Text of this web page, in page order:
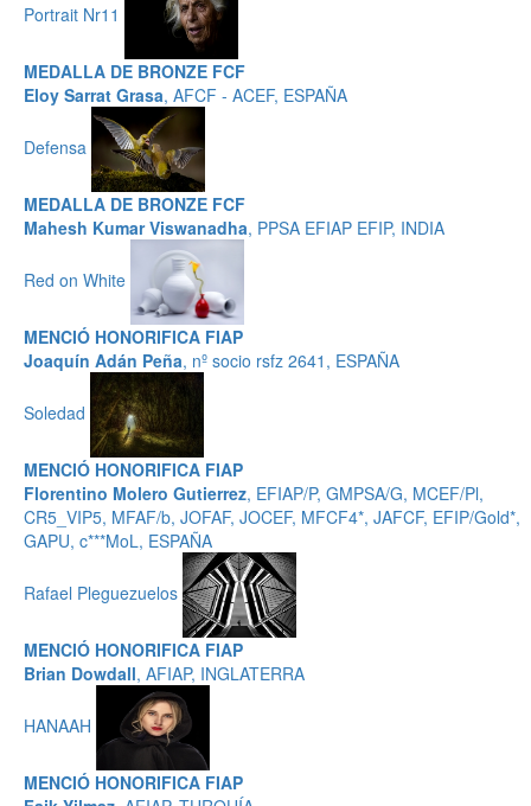
Portrait Nr11
MEDALLA DE BRONZE FCF
Eloy Sarrat Grasa, AFCF - ACEF, ESPAÑA
Defensa
MEDALLA DE BRONZE FCF
Mahesh Kumar Viswanadha, PPSA EFIAP EFIP, INDIA
Red on White
MENCIÓ HONORIFICA FIAP
Joaquín Adán Peña, nº socio rsfz 2641, ESPAÑA
Soledad
MENCIÓ HONORIFICA FIAP
Florentino Molero Gutierrez, EFIAP/P, GMPSA/G, MCEF/Pl,
CR5_VIP5, MFAF/b, JOFAF, JOCEF, MFCF4*, JAFCF, EFIP/Gold*,
GAPU, c***MoL, ESPAÑA
Rafael Pleguezuelos
MENCIÓ HONORIFICA FIAP
Brian Dowdall, AFIAP, INGLATERRA
HANAAH
MENCIÓ HONORIFICA FIAP